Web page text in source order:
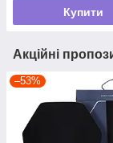
Купити
Акційні
–53%